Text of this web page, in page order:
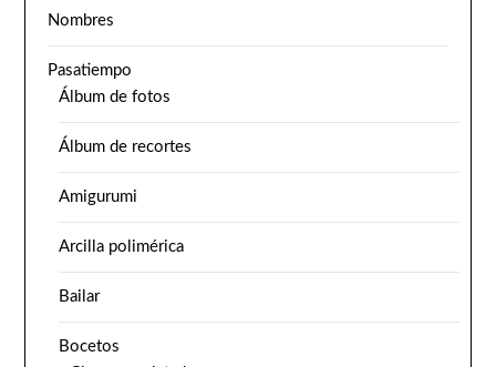
Nombres
Pasatiempo
Álbum de fotos
Álbum de recortes
Amigurumi
Arcilla polimérica
Bailar
Bocetos